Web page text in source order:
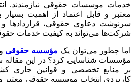
خدمات موسسات حقوقی نیازمندند.
معتبر و قابل اعتماد از اهمیت بسیار
سرنوشت دعاوی حقوقی، قراردادها و
شرکت‌ها می‌تواند به کیفیت خدمات
اما چطور می‌توان یک مؤسسه حقوقی
مؤسسات شناسایی کرد؟ در این
بر منابع تخصصی و قوانین جاری
کاربردی انتخاب موسسه حقوقی معتبر و